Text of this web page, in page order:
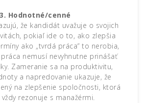
3. Hodnotné/cenné
že kandidát uvažuje o svojich
pokiaľ ide o to, ako zlepšia
ako „tvrdá práca“ to nerobia,
nemusí nevyhnutne prinášať
Zameranie sa na produktivitu,
a napredovanie ukazuje, že
na zlepšenie spoločnosti, ktorá
rezonuje s manažérmi.